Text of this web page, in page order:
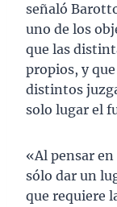
señaló
uno de los
que las
propios, y
distintos
solo lugar el
«Al pensar
sólo dar un
que requiere